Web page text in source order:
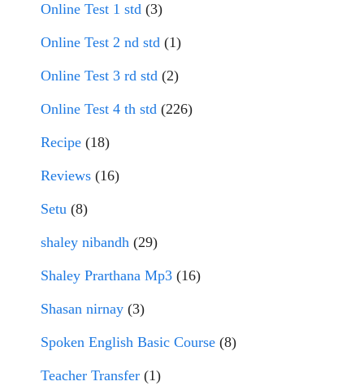
Online Test 1 std (3)
Online Test 2 nd std (1)
Online Test 3 rd std (2)
Online Test 4 th std (226)
Recipe (18)
Reviews (16)
Setu (8)
shaley nibandh (29)
Shaley Prarthana Mp3 (16)
Shasan nirnay (3)
Spoken English Basic Course (8)
Teacher Transfer (1)